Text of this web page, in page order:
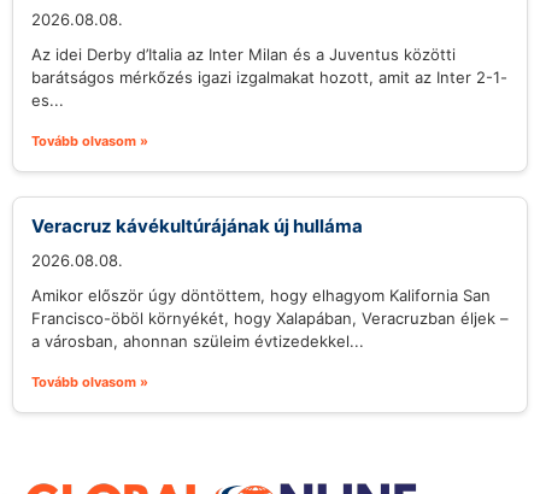
2026.08.08.
Az idei Derby d’Italia az Inter Milan és a Juventus közötti
barátságos mérkőzés igazi izgalmakat hozott, amit az Inter 2-1-
es...
Tovább olvasom »
Veracruz kávékultúrájának új hulláma
2026.08.08.
Amikor először úgy döntöttem, hogy elhagyom Kalifornia San
Francisco-öböl környékét, hogy Xalapában, Veracruzban éljek –
a városban, ahonnan szüleim évtizedekkel...
Tovább olvasom »